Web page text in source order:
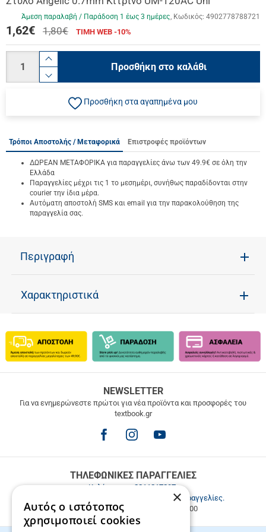
Άμεση παραλαβή / Παράδoση 1 έως 3 ημέρες Κωδικός: 4902778788721
1,62€ 1,80€ ΤΙΜΗ WEB -10%
product.increase.quantity
product.decrease.quantity
Προσθήκη στο καλάθι
Προσθήκη στα αγαπημένα μου
Τρόποι Αποστολής / Μεταφορικά Επιστροφές προϊόντων
ΔΩΡΕΑΝ ΜΕΤΑΦΟΡΙΚΑ για παραγγελίες άνω των 49.9€ σε όλη την
Ελλάδα
Παραγγελίες μέχρι τις 1 το μεσημέρι, συνήθως παραδίδονται στην
courier την ίδια μέρα.
Αυτόματη αποστολή SMS και email για την παρακολούθηση της
παραγγελία σας.
Περιγραφή
Χαρακτηριστικά
ΜΕΤΑΦΟΡΙΚΑ
άνω
NEWSLETTER
Για να ενημερώνεστε πρώτοι για νέα προϊόντα και προσφορές του
textbook.gr
ΤΗΛΕΦΩΝΙΚΕΣ ΠΑΡΑΓΓΕΛΙΕΣ
Καλέστε μας2811217297.
Εξυπηρέτηση πελατών & τηλεφωνικές παραγγελίες.
Δευ. - Παρ. 9:00-17:00, Σάβ. 9:00-15:00
×
Αυτός ο ιστότοπος
χρησιμοποιεί cookies